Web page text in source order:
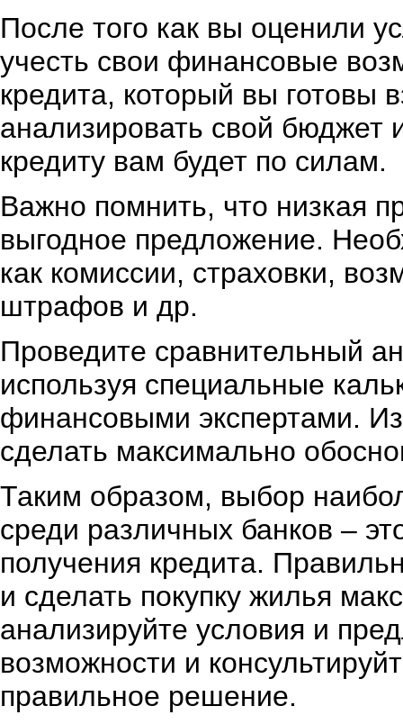
После того как вы оценили
учесть свои финансовые
кредита, который вы готовы
анализировать свой бюджет
кредиту вам будет по силам.
Важно помнить, что низкая
выгодное предложение.
как комиссии, страховки,
штрафов и др.
Проведите сравнительный
используя специальные
финансовыми экспертами.
сделать максимально
Таким образом, выбор
среди различных банков –
получения кредита.
и сделать покупку жилья
анализируйте условия и
возможности и
правильное решение.